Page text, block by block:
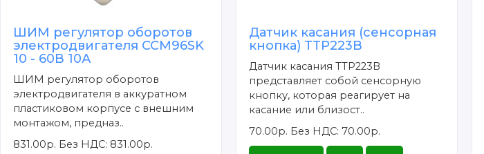
ШИМ регулятор оборотов
электродвигателя CCM96SK
10 - 60В 10А
ШИМ регулятор оборотов
электродвигателя в аккуратном
пластиковом корпусе с внешним
монтажом, предназ..
831.00р. Без НДС: 831.00р.
Датчик касания (сенсорная
кнопка) TTP223B
Датчик касания TTP223B
представляет собой сенсорную
кнопку, которая реагирует на
касание или близост..
70.00р. Без НДС: 70.00р.